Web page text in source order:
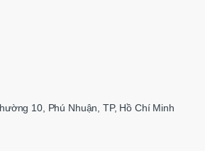
10, Phú Nhuận, TP, Hồ Chí Minh